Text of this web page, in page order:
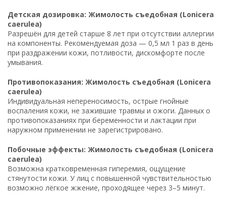
Детская дозировка: Жимолость съедобная (Lonicera
caerulea)
Разрешён для детей старше 8 лет при отсутствии аллергии
на компоненты. Рекомендуемая доза — 0,5 мл 1 раз в день
при раздражении кожи, потливости, дискомфорте после
умывания.
Противопоказания: Жимолость съедобная (Lonicera
caerulea)
Индивидуальная непереносимость, острые гнойные
воспаления кожи, не зажившие травмы и ожоги. Данных о
противопоказаниях при беременности и лактации при
наружном применении не зарегистрировано.
Побочные эффекты: Жимолость съедобная (Lonicera
caerulea)
Возможна кратковременная гиперемия, ощущение
стянутости кожи. У лиц с повышенной чувствительностью
возможно лёгкое жжение, проходящее через 3–5 минут.